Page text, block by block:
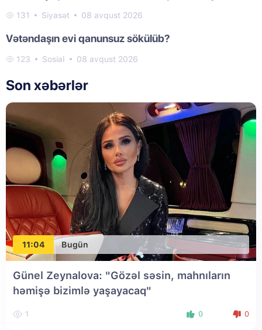
131 Siyasət 08 avqust 2026
Vətəndaşın evi qanunsuz sökülüb?
123 Sosial 08 avqust 2026
Son xəbərlər
11:04 Bugün
Günel Zeynalova: "Gözəl səsin, mahnıların
həmişə bizimlə yaşayacaq"
1 0 0